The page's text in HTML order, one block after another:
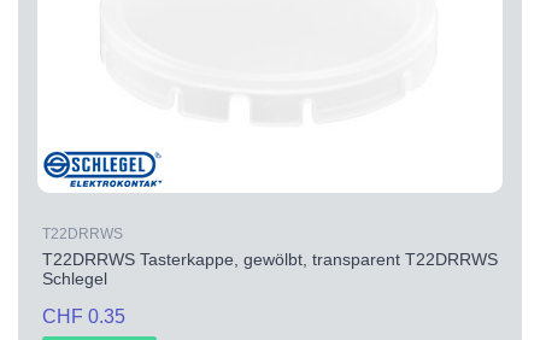
T22DRRWS
T22DRRWS Tasterkappe, gewölbt, transparent T22DRRWS
Schlegel
CHF 0.35